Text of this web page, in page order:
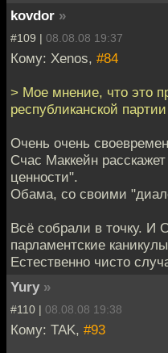
kovdor »
#109 | 08.08.08 19:37
Кому: Xenos, #84
> Мое мнение, что это
республиканской
Очень очень
Счас Маккейн
ценности".
Обама, со своими
Всё собрали в точку.
парламентские
Естественно чисто
Yury »
#110 | 08.08.08 19:38
Кому: TAK, #93